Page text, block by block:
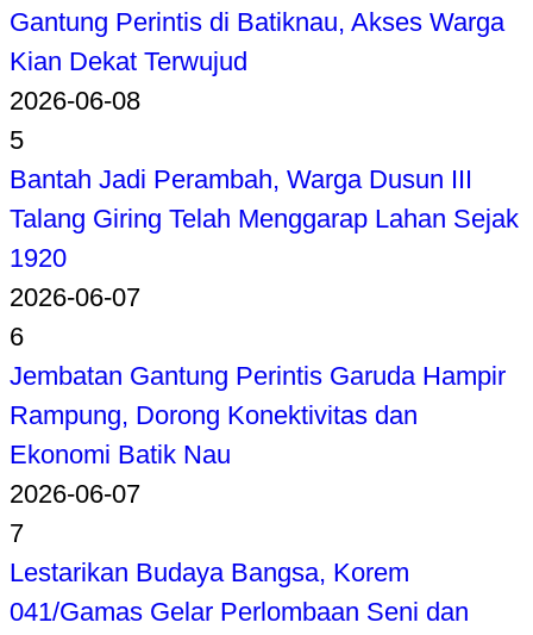
Gantung Perintis di Batiknau, Akses Warga
Kian Dekat Terwujud
2026-06-08
5
Bantah Jadi Perambah, Warga Dusun III
Talang Giring Telah Menggarap Lahan Sejak
1920
2026-06-07
6
Jembatan Gantung Perintis Garuda Hampir
Rampung, Dorong Konektivitas dan
Ekonomi Batik Nau
2026-06-07
7
Lestarikan Budaya Bangsa, Korem
041/Gamas Gelar Perlombaan Seni dan